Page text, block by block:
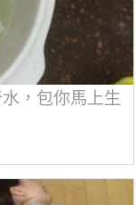
，包你馬上生